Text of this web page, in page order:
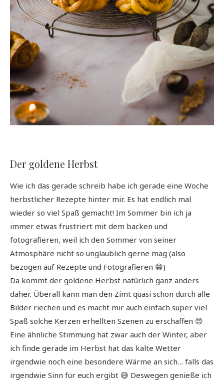
Der goldene Herbst
Wie ich das gerade schreib habe ich gerade eine Woche
herbstlicher Rezepte hinter mir. Es hat endlich mal
wieder so viel Spaß gemacht! Im Sommer bin ich ja
immer etwas frustriert mit dem backen und
fotografieren, weil ich den Sommer von seiner
Atmosphäre nicht so unglaublich gerne mag (also
bezogen auf Rezepte und Fotografieren 😁)
Da kommt der goldene Herbst natürlich ganz anders
daher. Überall kann man den Zimt quasi schon durch alle
Bilder riechen und es macht mir auch einfach super viel
Spaß solche Kerzen erhellten Szenen zu erschaffen 😍
Eine ähnliche Stimmung hat zwar auch der Winter, aber
ich finde gerade im Herbst hat das kalte Wetter
irgendwie noch eine besondere Wärme an sich… falls das
irgendwie Sinn für euch ergibt 😅 Deswegen genieße ich